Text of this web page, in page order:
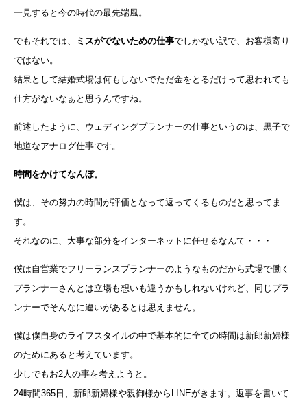
一見すると今の時代の最先端風。
でもそれでは、 ミスがでないための仕事でしかない訳で、お客様寄り
ではない。
結果として結婚式場は何もしないでただ金をとるだけって思われても
仕方がないなぁと思うんですね。
前述したように、ウェディングプランナーの仕事というのは、黒子で
地道なアナログ仕事です。
時間をかけてなんぼ。
僕は、その努力の時間が評価となって返ってくるものだと思ってま
す。
それなのに、大事な部分をインターネットに任せるなんて・・・
僕は自営業でフリーランスプランナーのようなものだから式場で働く
プランナーさんとは立場も想いも違うかもしれないけれど、同じプラ
ンナーでそんなに違いがあるとは思えません。
僕は僕自身のライフスタイルの中で基本的に全ての時間は新郎新婦様
のためにあると考えています。
少しでもお2人の事を考えようと。
24時間365日、新郎新婦様や親御様からLINEがきます。返事を書いて